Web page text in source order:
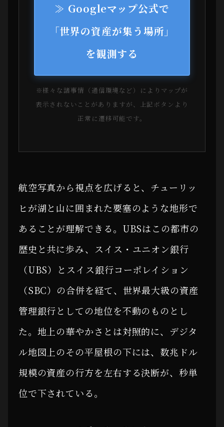
≫ Googleマップ公式で
「世界の資産が集う場所」
を観測する
※様々な諸事情（通信環境など）によりマップが
表示されないことがありますが、上記ボタンより
正常に遷移可能です。
航空写真から視点を広げると、チューリッ
ヒが湖と山に囲まれた要塞のような地形で
あることが理解できる。UBSはこの都市の
歴史と共に歩み、スイス・ユニオン銀行
（UBS）とスイス銀行コーポレイション
（SBC）の合併を経て、世界最大級の資産
管理銀行としての地位を不動のものとし
た。地上の華やかさとは対照的に、デジタ
ル地図上のその平屋根の下には、数兆ドル
規模の資産の行方を左右する決断が、秒単
位で下されている。